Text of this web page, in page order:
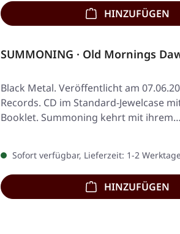
HINZUFÜGEN
SUMMONING · Old Mornings
Black Metal. Veröffentlicht am
Records. CD im Standard-Jewelcase
Booklet. Summoning kehrt mit ihrem…
Sofort verfügbar, Lieferzeit: 1-2
HINZUFÜGEN